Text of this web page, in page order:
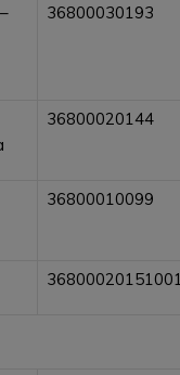
36800030193
36800020144
36800010099
36800020151001